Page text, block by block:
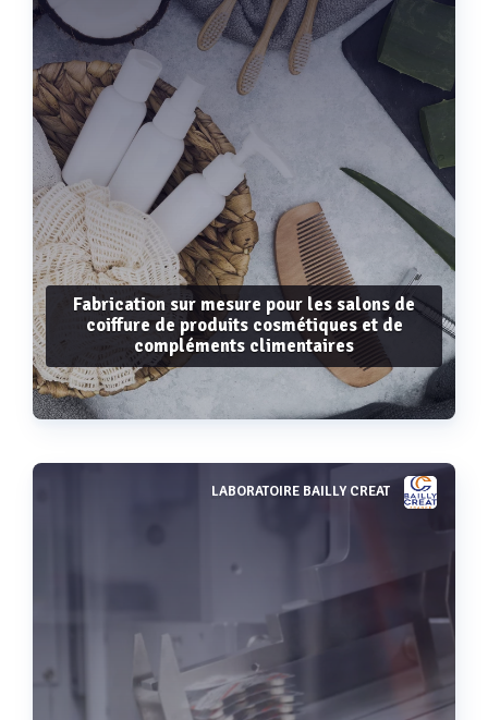
Fabrication sur mesure pour les salons de
coiffure de produits cosmétiques et de
compléments climentaires
Voir plus
LABORATOIRE BAILLY CREAT